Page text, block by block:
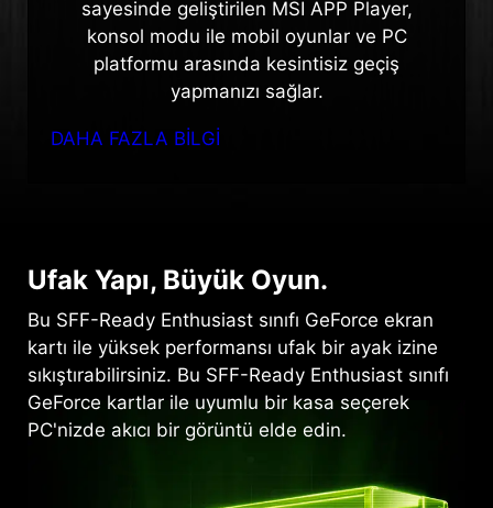
sayesinde geliştirilen MSI APP Player,
konsol modu ile mobil oyunlar ve PC
platformu arasında kesintisiz geçiş
yapmanızı sağlar.
DAHA FAZLA BİLGİ
Ufak Yapı, Büyük Oyun.
Bu SFF-Ready Enthusiast sınıfı GeForce ekran
kartı ile yüksek performansı ufak bir ayak izine
sıkıştırabilirsiniz. Bu SFF-Ready Enthusiast sınıfı
GeForce kartlar ile uyumlu bir kasa seçerek
PC'nizde akıcı bir görüntü elde edin.